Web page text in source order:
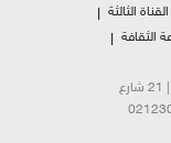
القناة الثالثة
الثقافة
© 2026 الإذاعة الجزائرية. كل الحقوق محفوظة | 21 شارع